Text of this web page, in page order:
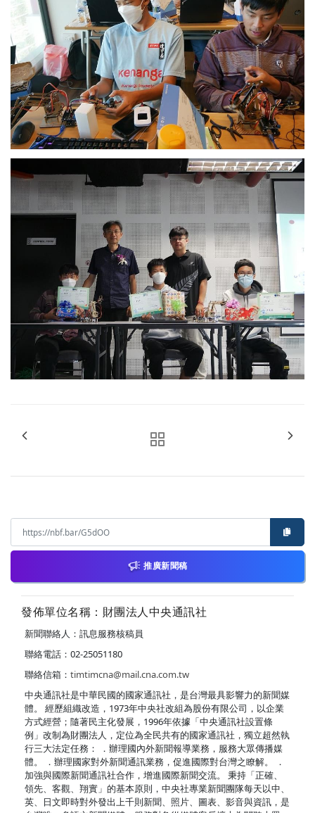
推廣新聞稿
發佈單位名稱：財團法人中央通訊社
新聞聯絡人：訊息服務核稿員
聯絡電話：02-25051180
聯絡信箱： timtimcna@mail.cna.com.tw
中央通訊社是中華民國的國家通訊社，是台灣最具影響力的新聞媒
體。 經歷組織改造，1973年中央社改組為股份有限公司，以企業
方式經營；隨著民主化發展，1996年依據「中央通訊社設置條
例」改制為財團法人，定位為全民共有的國家通訊社，獨立超然執
行三大法定任務： ．辦理國內外新聞報導業務，服務大眾傳播媒
體。 ．辦理國家對外新聞通訊業務，促進國際對台灣之瞭解。 ．
加強與國際新聞通訊社合作，增進國際新聞交流。 秉持「正確、
領先、客觀、翔實」的基本原則，中央社專業新聞團隊每天以中、
英、日文即時對外發出上千則新聞、照片、圖表、影音與資訊，是